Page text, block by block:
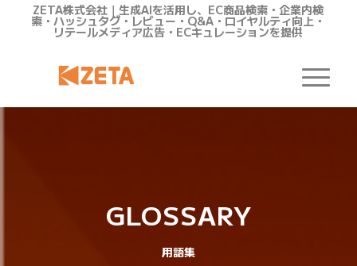
ZETA株式会社｜生成AIを活用し、EC商品検索・企業内検
索・ハッシュタグ・レビュー・Q&A・ロイヤルティ向上・
リテールメディア広告・ECキュレーションを提供
GLOSSARY
用語集